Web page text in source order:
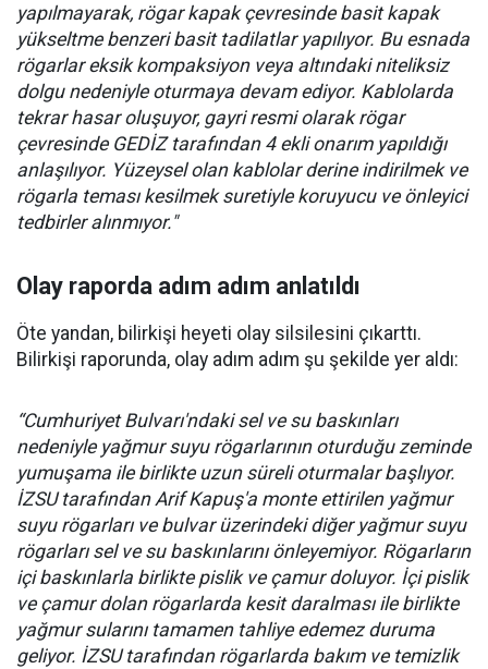
yapılmayarak, rögar kapak çevresinde basit kapak
yükseltme benzeri basit tadilatlar yapılıyor. Bu esnada
rögarlar eksik kompaksiyon veya altındaki niteliksiz
dolgu nedeniyle oturmaya devam ediyor. Kablolarda
tekrar hasar oluşuyor, gayri resmi olarak rögar
çevresinde GEDİZ tarafından 4 ekli onarım yapıldığı
anlaşılıyor. Yüzeysel olan kablolar derine indirilmek ve
rögarla teması kesilmek suretiyle koruyucu ve önleyici
tedbirler alınmıyor."
Olay raporda adım adım anlatıldı
Öte yandan, bilirkişi heyeti olay silsilesini çıkarttı.
Bilirkişi raporunda, olay adım adım şu şekilde yer aldı:
“Cumhuriyet Bulvarı'ndaki sel ve su baskınları
nedeniyle yağmur suyu rögarlarının oturduğu zeminde
yumuşama ile birlikte uzun süreli oturmalar başlıyor.
İZSU tarafından Arif Kapuş'a monte ettirilen yağmur
suyu rögarları ve bulvar üzerindeki diğer yağmur suyu
rögarları sel ve su baskınlarını önleyemiyor. Rögarların
içi baskınlarla birlikte pislik ve çamur doluyor. İçi pislik
ve çamur dolan rögarlarda kesit daralması ile birlikte
yağmur sularını tamamen tahliye edemez duruma
geliyor. İZSU tarafından rögarlarda bakım ve temizlik